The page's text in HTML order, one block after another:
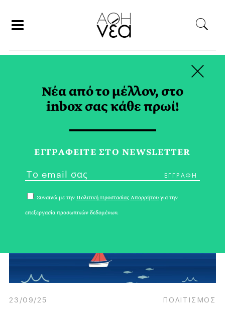
ΡΟΔΟΣ TAG
23/09/25 ΠΟΛΙΤΙΣΜΟΣ
Νέα από το μέλλον, στο
inbox σας κάθε πρωί!
ΕΓΓPΑΦΕΙΤΕ ΣΤΟ NEWSLETTER
Συναινώ με την Πολιτική Προστασίας Απορρήτου για την
επεξεργασία προσωπικών δεδομένων.
×